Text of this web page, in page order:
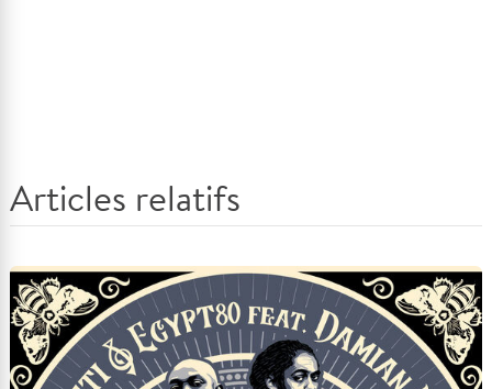
Articles relatifs